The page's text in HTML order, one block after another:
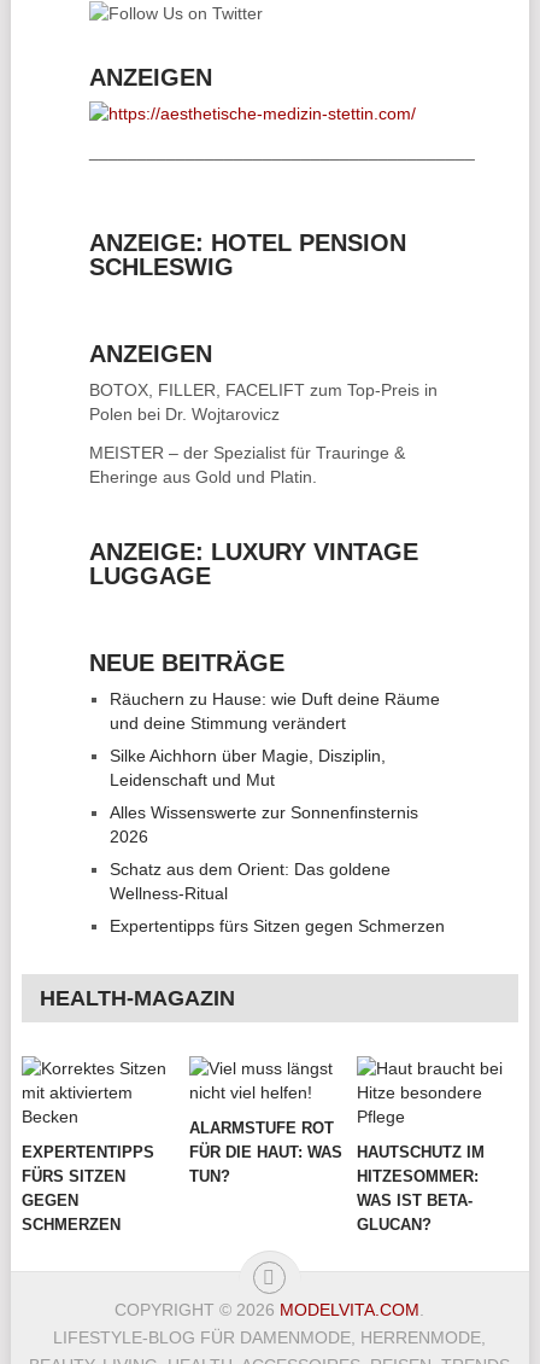
ANZEIGEN
ANZEIGE: HOTEL PENSION
SCHLESWIG
ANZEIGEN
BOTOX, FILLER, FACELIFTzum Top-Preis in
Polen bei Dr. Wojtarovicz
MEISTER – der Spezialist für Trauringe &
Eheringe aus Gold und Platin.
ANZEIGE: LUXURY VINTAGE
LUGGAGE
NEUE BEITRÄGE
Räuchern zu Hause: wie Duft deine Räume
und deine Stimmung verändert
Silke Aichhorn über Magie, Disziplin,
Leidenschaft und Mut
Alles Wissenswerte zur Sonnenfinsternis
2026
Schatz aus dem Orient: Das goldene
Wellness-Ritual
Expertentipps fürs Sitzen gegen Schmerzen
HEALTH-MAGAZIN
EXPERTENTIPPS
FÜRS SITZEN
GEGEN
SCHMERZEN
ALARMSTUFE ROT
FÜR DIE HAUT: WAS
TUN?
HAUTSCHUTZ IM
HITZESOMMER:
WAS IST BETA-
GLUCAN?
COPYRIGHT © 2026 MODELVITA.COM.
LIFESTYLE-BLOG FÜR DAMENMODE, HERRENMODE,